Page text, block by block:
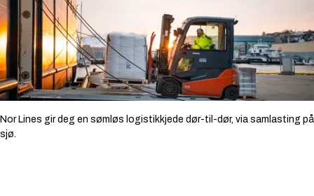
Nor Lines gir deg en sømløs logistikkjede dør-til-dør, via samlasting på
sjø.